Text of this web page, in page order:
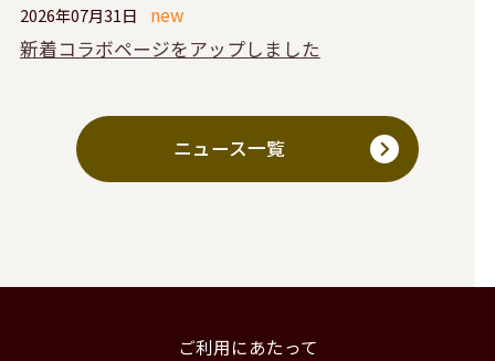
2026年07月31日
新着コラボページをアップしました
ニュース一覧
ご利用にあたって